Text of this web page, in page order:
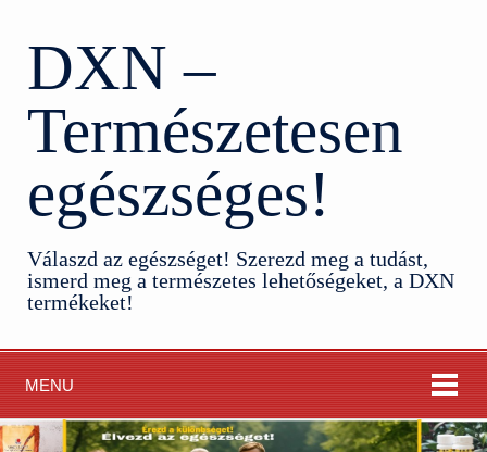
DXN –
Természetesen
egészséges!
Válaszd az egészséget! Szerezd meg a tudást,
ismerd meg a természetes lehetőségeket, a DXN
termékeket!
MENU